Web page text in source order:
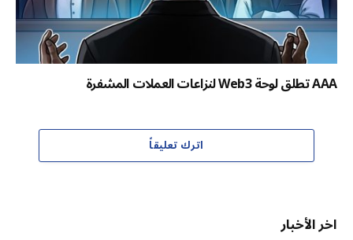
AAA تطلق لوحة Web3 لنزاعات العملات المشفرة
اترك تعليقاً
اخر الأخبار